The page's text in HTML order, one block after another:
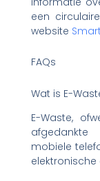
een
website
FAQs
Wat is E-
E-Waste,
mobiele